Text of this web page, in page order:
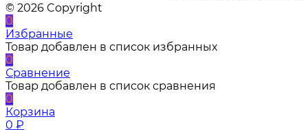
© 2026 Copyright
0
Избранные
Товар добавлен в список избранных
0
Сравнение
Товар добавлен в список сравнения
0
Корзина
0 ₽